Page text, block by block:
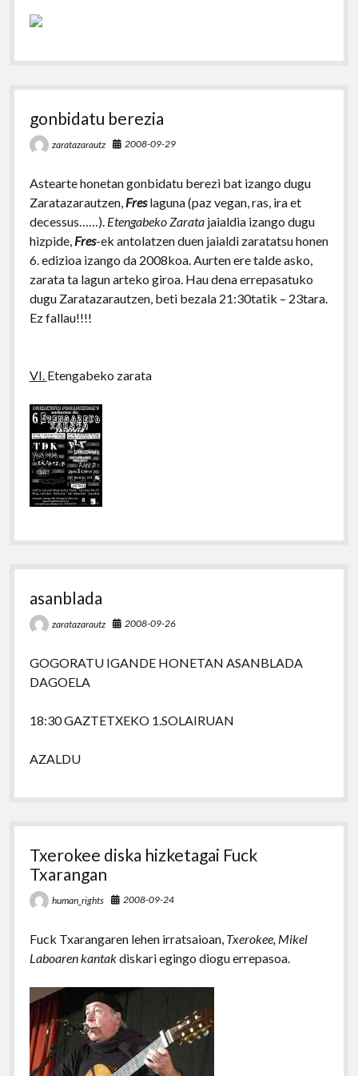
gonbidatu berezia
zaratazarautz 2008-09-29
Astearte honetan gonbidatu berezi bat izango dugu
Zaratazarautzen, Freslaguna (paz vegan, ras, ira et
decessus……). Etengabeko Zaratajaialdia izango dugu
hizpide, Fres-ek antolatzen duen jaialdi zaratatsu honen
6. edizioa izango da 2008koa. Aurten ere talde asko,
zarata ta lagun arteko giroa. Hau dena errepasatuko
dugu Zaratazarautzen, beti bezala 21:30tatik – 23tara.
Ez fallau!!!!
VI. Etengabeko zarata
asanblada
zaratazarautz 2008-09-26
GOGORATU IGANDE HONETAN ASANBLADA
DAGOELA
18:30 GAZTETXEKO 1.SOLAIRUAN
AZALDU
Txerokee diska hizketagai Fuck
Txarangan
human_rights 2008-09-24
Fuck Txarangaren lehen irratsaioan, Txerokee, Mikel
Laboaren kantakdiskari egingo diogu errepasoa.